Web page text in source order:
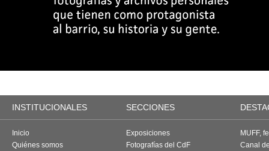
INSTITUCIONALES SECCIONES
Inicio
Quiénes somos
Exposiciones
Fotografías del CdF
MUFF,
Canal